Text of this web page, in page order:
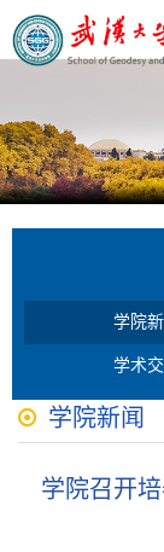
学院
学术
学院新闻
学院召开